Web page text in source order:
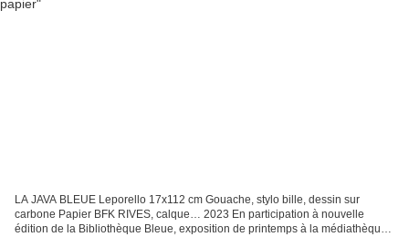
LA JAVA BLEUE Leporello 17x112 cm Gouache, stylo bille, dessin sur
carbone Papier BFK RIVES, calque… 2023 En participation à nouvelle
édition de la Bibliothèque Bleue, exposition de printemps à la médiathèque